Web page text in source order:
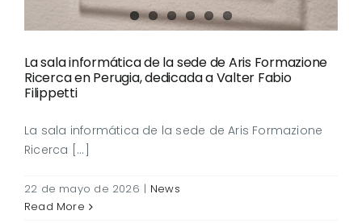
La sala informática de la sede de Aris Formazione
Ricerca en Perugia, dedicada a Valter Fabio
Filippetti
La sala informática de la sede de Aris Formazione
Ricerca [...]
22 de mayo de 2026 | News
Read More